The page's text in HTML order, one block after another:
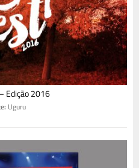
Edição 2016
Uguru